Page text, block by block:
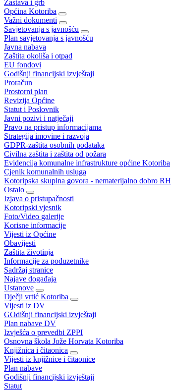
Zastava i grb
Općina Kotoriba
Važni dokumenti
Savjetovanja s javnošću
Plan savjetovanja s javnošću
Javna nabava
Zaštita okoliša i otpad
EU fondovi
Godišnji financijski izvještaji
Proračun
Prostorni plan
Revizija Općine
Statut i Poslovnik
Javni pozivi i natječaji
Pravo na pristup informacijama
Strategija imovine i razvoja
GDPR-zaštita osobnih podataka
Civilna zaštita i zaštita od požara
Evidencija komunalne infrastrukture općine Kotoriba
Cjenik komunalnih usluga
Kotoripska skupina govora - nematerijalno dobro RH
Ostalo
Izjava o pristupačnosti
Kotoripski vjesnik
Foto/Video galerije
Korisne informacije
Vijesti iz Općine
Obavijesti
Zaštita životinja
Informacije za poduzetnike
Sadržaj stranice
Najave događaja
Ustanove
Dječji vrtić Kotoriba
Vijesti iz DV
GOdišnji financijski izvještaji
Plan nabave DV
Izvješća o prevedbi ZPPI
Osnovna škola Jože Horvata Kotoriba
Knjižnica i čitaonica
Vijesti iz knjižnice i čitaonice
Plan nabave
Godišnji financijski izvještaji
Statut